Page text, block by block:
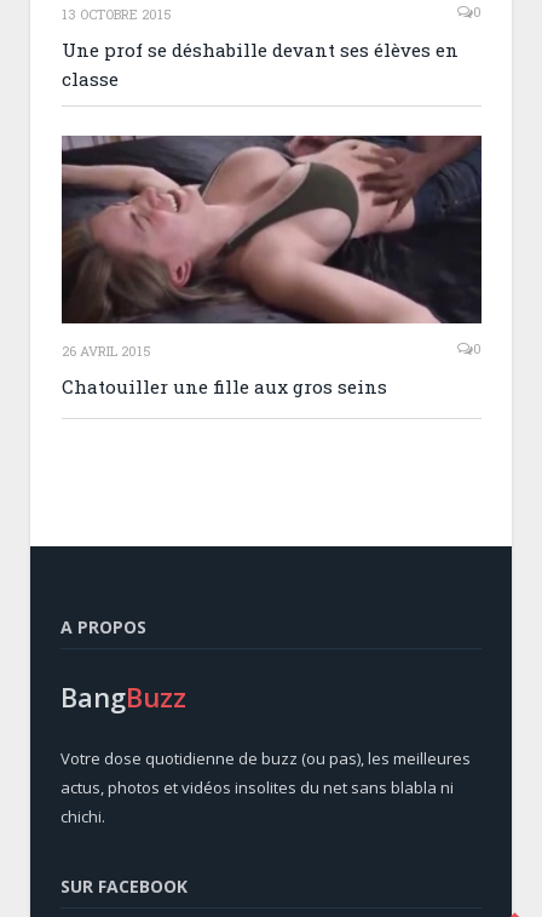
13 OCTOBRE 2015 0
Une prof se déshabille devant ses élèves en
classe
26 AVRIL 2015 0
Chatouiller une fille aux gros seins
A PROPOS
BangBuzz
Votre dose quotidienne de buzz (ou pas), les meilleures
actus, photos et vidéos insolites du net sans blabla ni
chichi.
SUR FACEBOOK